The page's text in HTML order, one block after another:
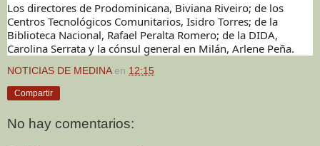
Los directores de Prodominicana, Biviana Riveiro; de los
Centros Tecnológicos Comunitarios, Isidro Torres; de la
Biblioteca Nacional, Rafael Peralta Romero; de la DIDA,
Carolina Serrata y la cónsul general en Milán, Arlene Peña.
NOTICIAS DE MEDINA en 12:15
Compartir
No hay comentarios: